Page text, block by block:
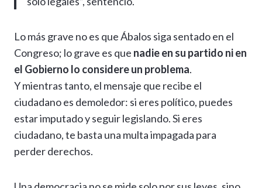
Lo más grave no es que Ábalos siga sentado en el
Congreso; lo grave es que nadie en su partido ni en
el Gobierno lo considere un problema.
Y mientras tanto, el mensaje que recibe el
ciudadano es demoledor: si eres político, puedes
estar imputado y seguir legislando. Si eres
ciudadano, te basta una multa impagada para
perder derechos.